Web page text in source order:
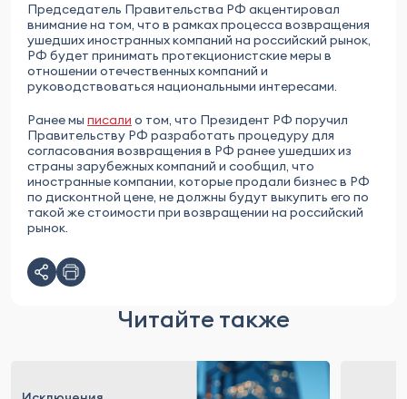
Председатель Правительства РФ акцентировал
внимание на том, что в рамках процесса возвращения
ушедших иностранных компаний на российский рынок,
РФ будет принимать протекционистские меры в
отношении отечественных компаний и
руководствоваться национальными интересами.
Ранее мы писали о том, что Президент РФ поручил
Правительству РФ разработать процедуру для
согласования возвращения в РФ ранее ушедших из
страны зарубежных компаний и сообщил, что
иностранные компании, которые продали бизнес в РФ
по дисконтной цене, не должны будут выкупить его по
такой же стоимости при возвращении на российский
рынок.
Читайте также